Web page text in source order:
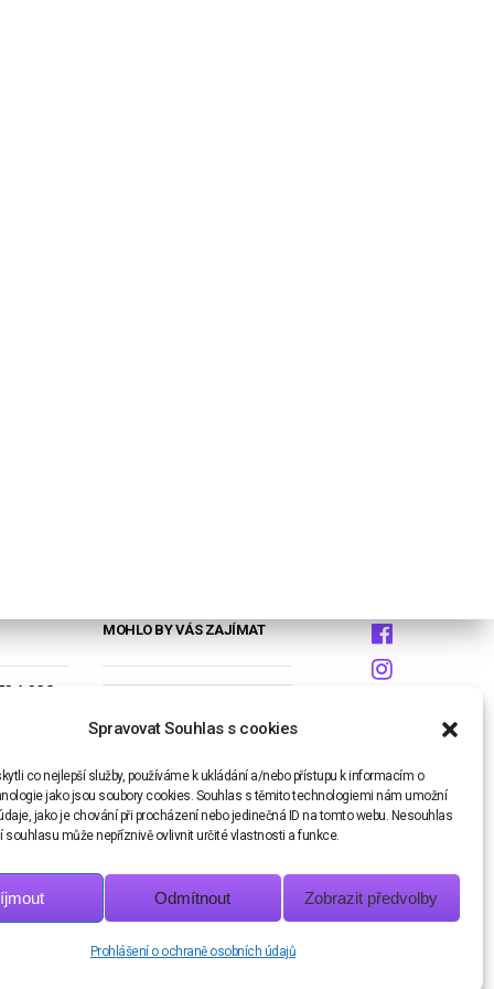
Spravovat Souhlas s cookies
co nejlepší služby, používáme k ukládání a/nebo přístupu k informacím o
jako jsou soubory cookies. Souhlas s těmito technologiemi nám umožní
jako je chování při procházení nebo jedinečná ID na tomto webu. Nesouhlas
souhlasu může nepříznivě ovlivnit určité vlastnosti a funkce.
Odmítnout Zobrazit předvolby
Prohlášení o ochraně osobních údajů
803
MOHLO BY VÁS ZAJÍMAT
PODMÍNKY
REZERVAČNÍ SYSTÉM